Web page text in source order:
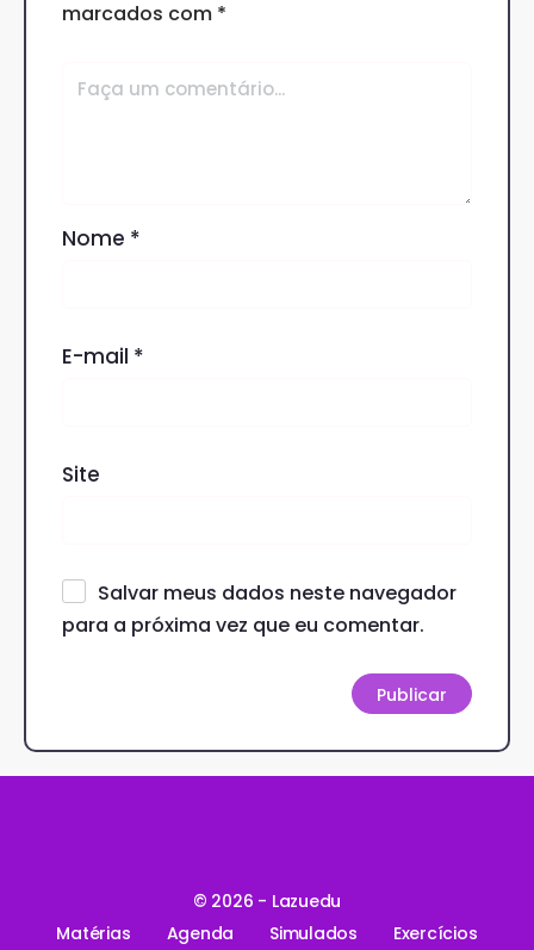
marcados com *
Nome *
E-mail *
Site
Salvar meus dados neste navegador
para a próxima vez que eu comentar.
© 2026 - Lazuedu
Matérias
Agenda Simulados Exercícios